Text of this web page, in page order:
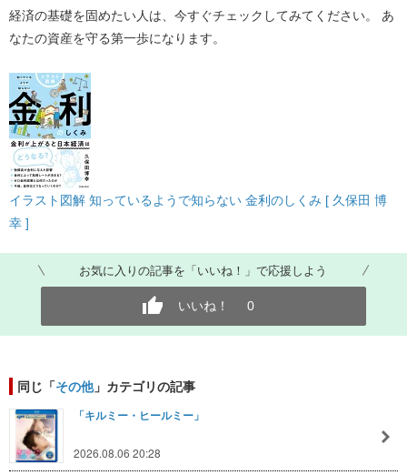
経済の基礎を固めたい人は、今すぐチェックしてみてください。
あ
なたの資産を守る第一歩になります。
イラスト図解 知っているようで知らない 金利のしくみ [ 久保田 博
幸 ]
お気に入りの記事を「いいね！」で応援しよう
いいね！ 0
同じ「その他」カテゴリの記事
「キルミー・ヒールミー」
2026.08.06 20:28